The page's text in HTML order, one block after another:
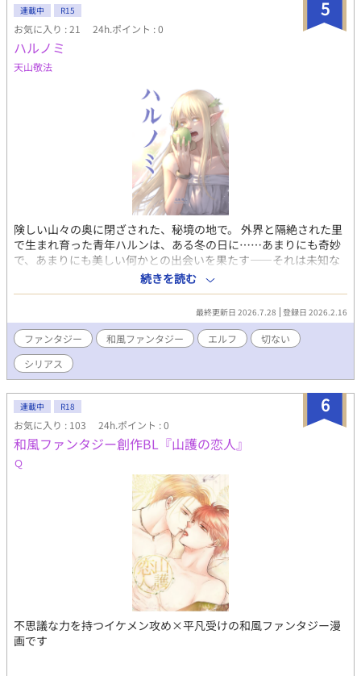
5
連載中 R15
お気に入り : 21 24h.ポイント : 0
ハルノミ
天山敬法
険しい山々の奥に閉ざされた、秘境の地で。 外界と隔絶された里
で生まれ育った青年ハルンは、ある冬の日に……あまりにも奇妙
で、あまりにも美しい何かとの出会いを果たす――それは未知な
る世界の始まりか、はたまた死者との再会か――。 芽吹き、実
り、やがて朽ちては重厚の氷雪に覆われていく。厳しく、豊かな
生命の巡りの中で、 不意に交差する、ヒトと、マモノの恋物語。
※240ページ程度で完結予定。15～20ページずつ、制作次第順次
更新しています。
続きを読む
最終更新日 2026.7.28 登録日 2026.2.16
ファンタジー 和風ファンタジー エルフ
切ない
シリアス
6
連載中 R18
お気に入り : 103 24h.ポイント : 0
和風ファンタジー創作BL『山護の恋人』
Ｑ
不思議な力を持つイケメン攻め×平凡受けの和風ファンタジー漫
画です